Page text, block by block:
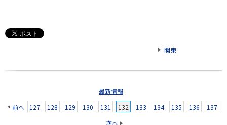
関東
最新情報
前へ
127 128 129 130 131 132 133 134 135 136
137